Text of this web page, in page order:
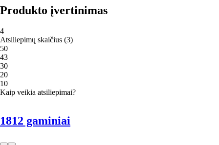
Produkto įvertinimas
4
Atsiliepimų skaičius (3)
50
43
30
20
10
Kaip veikia atsiliepimai?
1812 gaminiai